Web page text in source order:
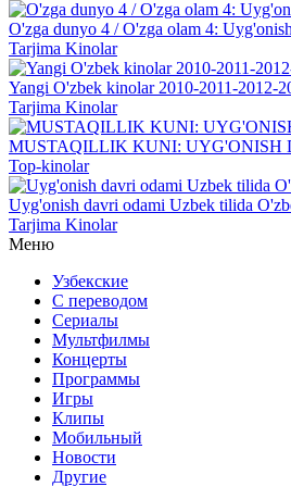
O'zga dunyo 4 / O'zga olam 4:
Tarjima Kinolar
Yangi O'zbek kinolar 2010-2011-2012-
Tarjima Kinolar
MUSTAQILLIK KUNI:
Top-kinolar
Uyg'onish davri odami Uzbek tilida
Tarjima Kinolar
Меню
Узбекские
С переводом
Сериалы
Мультфилмы
Концерты
Программы
Игры
Клипы
Мобильный
Новости
Другие